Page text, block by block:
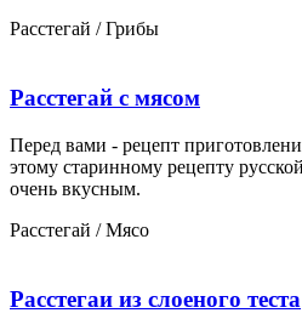
Расстегай / Грибы
Расстегай с мясом
Перед вами - рецепт
этому старинному рецепту
очень вкусным.
Расстегай / Мясо
Расстегаи из слоеного теста